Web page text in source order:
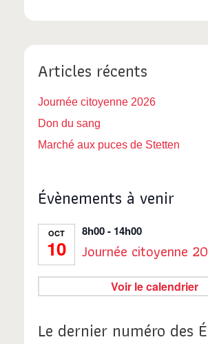
Articles récents
Journée citoyenne 2026
Don du sang
Marché aux puces de Stetten
Évènements à venir
OCT
10
8h00- 14h00
Journée citoyenne
Voir le calendrier
Le dernier numéro des